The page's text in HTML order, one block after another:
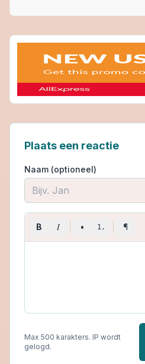
Plaats een reactie
Naam (optioneel)
B I • 1. ¶
Max 500 karakters. IP wordt
gelogd.